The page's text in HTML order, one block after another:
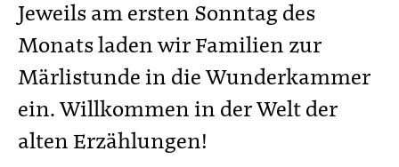
Jeweils am ersten Sonntag des
Monats laden wir Familien zur
Märlistunde in die Wunderkammer
ein. Willkommen in der Welt der
alten Erzählungen!